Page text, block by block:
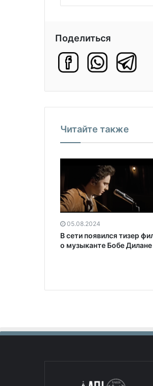
Поделиться
Читайте также
05.08.2024
В сети появился тизер
о музыканте Бобе Дилане